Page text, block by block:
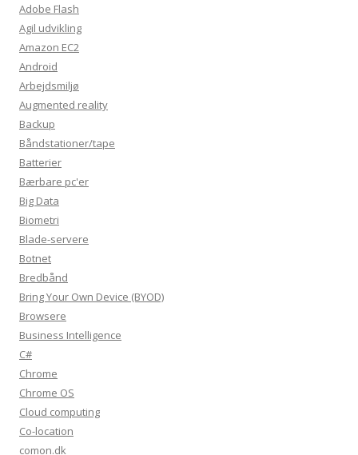
Adobe Flash
Agil udvikling
Amazon EC2
Android
Arbejdsmiljø
Augmented reality
Backup
Båndstationer/tape
Batterier
Bærbare pc'er
Big Data
Biometri
Blade-servere
Botnet
Bredbånd
Bring Your Own Device (BYOD)
Browsere
Business Intelligence
C#
Chrome
Chrome OS
Cloud computing
Co-location
comon.dk